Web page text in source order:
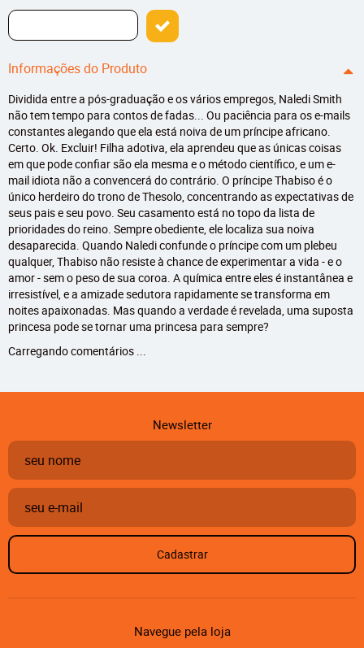
Informações do Produto
Dividida entre a pós-graduação e os vários empregos, Naledi Smith
não tem tempo para contos de fadas... Ou paciência para os e-mails
constantes alegando que ela está noiva de um príncipe africano.
Certo. Ok. Excluir! Filha adotiva, ela aprendeu que as únicas coisas
em que pode confiar são ela mesma e o método científico, e um e-
mail idiota não a convencerá do contrário. O príncipe Thabiso é o
único herdeiro do trono de Thesolo, concentrando as expectativas de
seus pais e seu povo. Seu casamento está no topo da lista de
prioridades do reino. Sempre obediente, ele localiza sua noiva
desaparecida. Quando Naledi confunde o príncipe com um plebeu
qualquer, Thabiso não resiste à chance de experimentar a vida - e o
amor - sem o peso de sua coroa. A química entre eles é instantânea e
irresistível, e a amizade sedutora rapidamente se transforma em
noites apaixonadas. Mas quando a verdade é revelada, uma suposta
princesa pode se tornar uma princesa para sempre?
Carregando comentários ...
Newsletter
Cadastrar
Navegue pela loja